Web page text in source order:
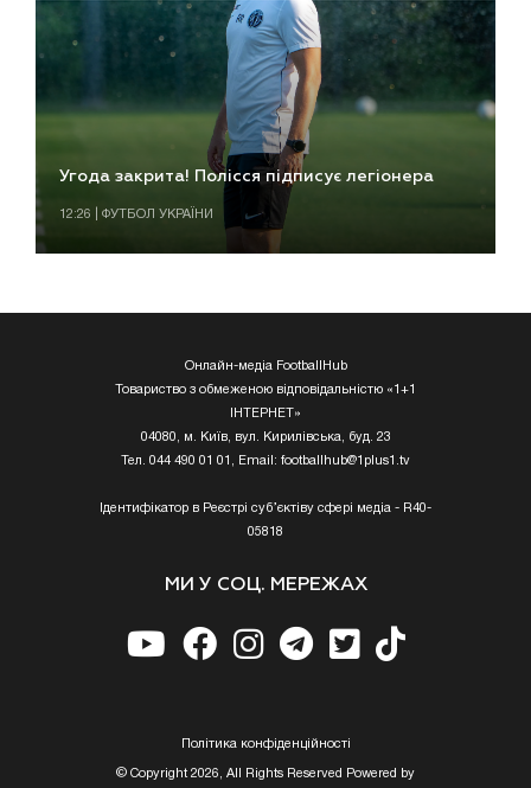
Угода закрита! Полісся підписує легіонера
12:26 | ФУТБОЛ УКРАЇНИ
Онлайн-медіа FootballHub
Товариство з обмеженою відповідальністю «1+1
ІНТЕРНЕТ»
04080, м. Київ, вул. Кирилівська, буд. 23
Тел. 044 490 01 01, Email: footballhub@1plus1.tv
Ідентифікатор в Реєстрі суб’єктіву сфері медіа - R40-
05818
МИ У СОЦ. МЕРЕЖАХ
Полiтика конфiденцiйностi
© Copyright 2026, All Rights Reserved Powered by